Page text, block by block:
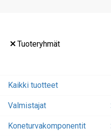
Tuoteryhmät
Kaikki tuotteet
Valmistajat
Koneturvakomponentit